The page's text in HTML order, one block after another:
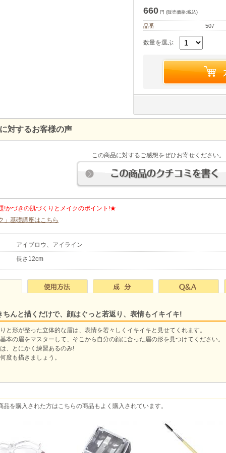
660 円 (販売価格:税込)
品番 507
数量を選ぶ
対するお客様の声
この商品に対するご感想をぜひお寄せください。
!かづきの肌づくりとメイクのポイント!★
」基礎講座はこちら
アイブロウ、アイライン
長さ12cm
ちんと描くだけで、顔はぐっと若返り、表情もイキイキ!
と形が整った立体的な眉は、表情を若々しくイキイキと見せてくれます。
本の眉をマスターして、そこから自分の顔に合った眉の形を見つけてください。
、とにかく練習あるのみ!
度も描きましょう。
を購入された方はこちらの商品もよく購入されています。